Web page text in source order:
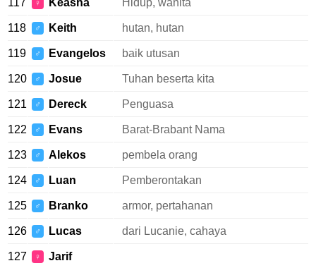
117 ♀ Keasha Hidup, wanita
118 ♂ Keith hutan, hutan
119 ♂ Evangelos baik utusan
120 ♂ Josue Tuhan beserta kita
121 ♂ Dereck Penguasa
122 ♂ Evans Barat-Brabant Nama
123 ♂ Alekos pembela orang
124 ♂ Luan Pemberontakan
125 ♂ Branko armor, pertahanan
126 ♂ Lucas dari Lucanie, cahaya
127 ♀ Jarif